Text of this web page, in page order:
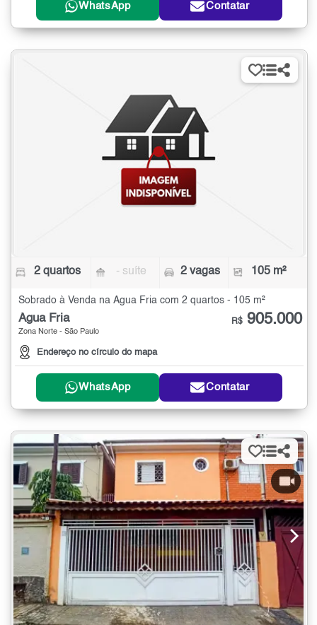
WhatsApp Contatar
2 quartos - suíte 2 vagas 105 m²
Sobrado à Venda na Água Fria com 2 quartos - 105 m²
Água Fria
Zona Norte - São Paulo
Endereço no círculo do mapa
R$ 905.000
WhatsApp Contatar